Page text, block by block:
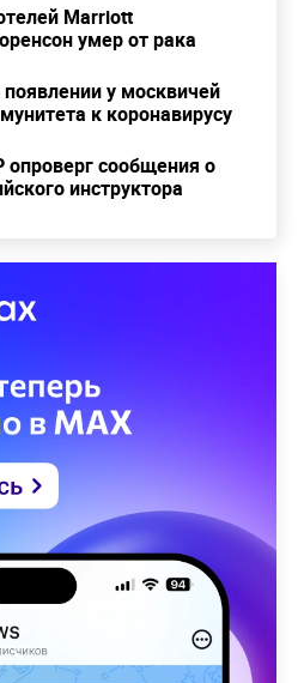
Marriott
умер от рака
у москвичей
к коронавирусу
сообщения о
инструктора